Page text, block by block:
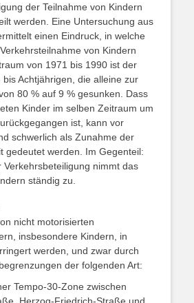
der Teilnahme von Kindern
werden. Eine Untersuchung aus
einen Eindruck, in welche
von Kindern
von 1971 bis 1990 ist der
Achtjährigen, die alleine zur
80 % auf 9 % gesunken. Dass
Kinder im selben Zeitraum um
ist, kann vor
schwerlich als Zunahme der
gedeutet werden. Im Gegenteil:
Verkehrsbeteiligung nimmt das
ständig zu.
nicht motorisierten
insbesondere Kindern, in
werden, und zwar durch
der folgenden Art:
Tempo-30-Zone zwischen
Herzog-Friedrich-Straße und